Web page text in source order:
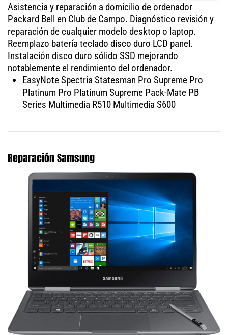
Asistencia y reparación a domicilio de ordenador
Packard Bell en Club de Campo. Diagnóstico revisión y
reparación de cualquier modelo desktop o laptop.
Reemplazo batería teclado disco duro LCD panel.
Instalación disco duro sólido SSD mejorando
notablemente el rendimiento del ordenador.
EasyNote Spectria Statesman Pro Supreme Pro
Platinum Pro Platinum Supreme Pack-Mate PB
Series Multimedia R510 Multimedia S600
Reparación Samsung